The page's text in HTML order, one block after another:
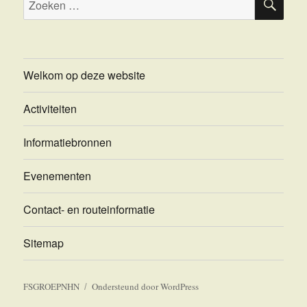
naar:
Welkom op deze website
Activiteiten
Informatiebronnen
Evenementen
Contact- en routeinformatie
Sitemap
FSGROEPNHN Ondersteund door WordPress